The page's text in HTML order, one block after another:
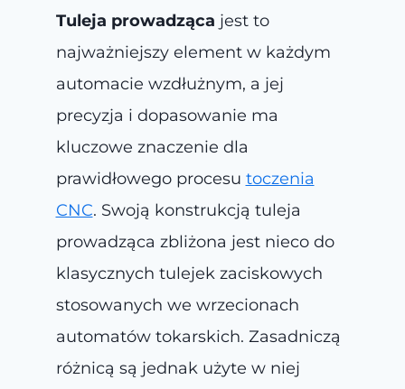
Tuleja prowadząca jest to
najważniejszy element w każdym
automacie wzdłużnym, a jej
precyzja i dopasowanie ma
kluczowe znaczenie dla
prawidłowego procesu toczenia
CNC. Swoją konstrukcją tuleja
prowadząca zbliżona jest nieco do
klasycznych tulejek zaciskowych
stosowanych we wrzecionach
automatów tokarskich. Zasadniczą
różnicą są jednak użyte w niej